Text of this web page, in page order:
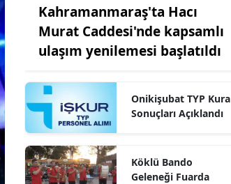
Kahramanmaraş'ta Hacı
Murat Caddesi'nde kapsamlı
ulaşım yenilemesi başlatıldı
Onikişubat TYP Kura
Sonuçları Açıklandı
Köklü Bando
Geleneği Fuarda